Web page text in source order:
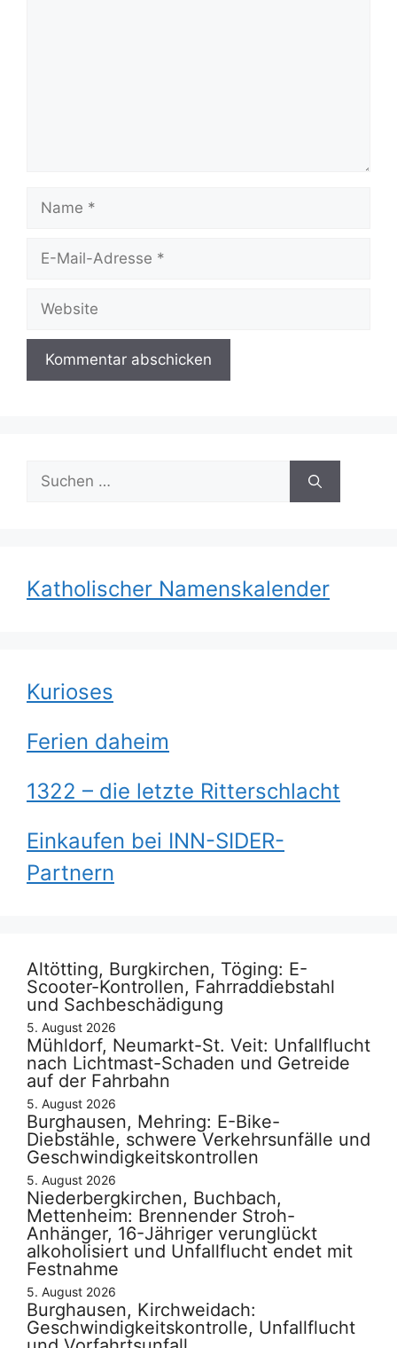
Name
Website
Suchen
nach:
Katholischer Namenskalender
Kurioses
Ferien daheim
1322 – die letzte Ritterschlacht
Einkaufen bei INN-SIDER-
Partnern
Altötting, Burgkirchen, Töging: E-
Scooter-Kontrollen, Fahrraddiebstahl
und Sachbeschädigung
5. August 2026
Mühldorf, Neumarkt-St. Veit: Unfallflucht
nach Lichtmast-Schaden und Getreide
auf der Fahrbahn
5. August 2026
Burghausen, Mehring: E-Bike-
Diebstähle, schwere Verkehrsunfälle und
Geschwindigkeitskontrollen
5. August 2026
Niederbergkirchen, Buchbach,
Mettenheim: Brennender Stroh-
Anhänger, 16-Jähriger verunglückt
alkoholisiert und Unfallflucht endet mit
Festnahme
5. August 2026
Burghausen, Kirchweidach:
Geschwindigkeitskontrolle, Unfallflucht